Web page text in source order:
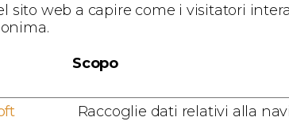
sito web a capire come i visitatori
Scopo
Raccoglie dati relativi alla